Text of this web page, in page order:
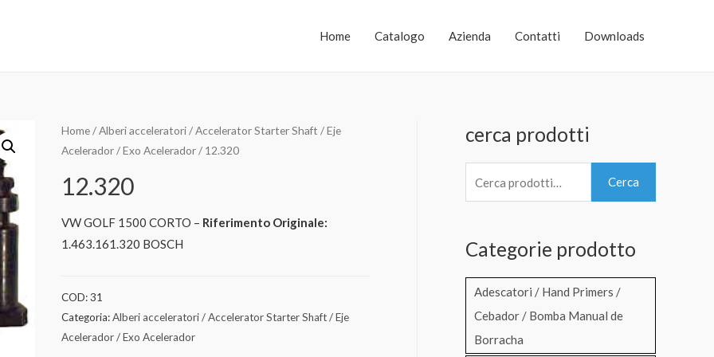
Home Catalogo Azienda Contatti Downloads
Home/Alberi acceleratori / Accelerator Starter Shaft / Eje
Acelerador / Exo Acelerador/ 12.320
12.320
VW GOLF 1500 CORTO – Riferimento Originale:
1.463.161.320 BOSCH
COD:31
Categoria:Alberi acceleratori / Accelerator Starter Shaft / Eje
Acelerador / Exo Acelerador
cerca prodotti
e
c
Cerca
Categorie prodotto
Adescatori / Hand Primers /
Cebador / Bomba Manual de
Borracha